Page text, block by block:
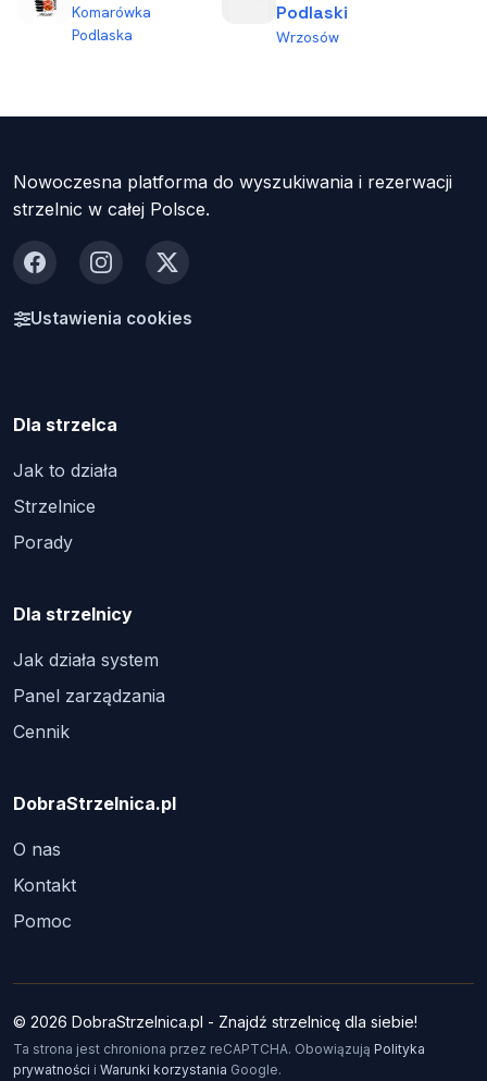
Komarówka
Podlaska
Podlaski
Wrzosów
Nowoczesna platforma do wyszukiwania i rezerwacji
strzelnic w całej Polsce.
FacebookInstagram
X
Ustawienia cookies
Dla strzelca
Jak to działa
Strzelnice
Porady
Dla strzelnicy
Jak działa system
Panel zarządzania
Cennik
DobraStrzelnica.pl
O nas
Kontakt
Pomoc
© 2026 DobraStrzelnica.pl - Znajdź strzelnicę dla siebie!
Ta strona jest chroniona przez reCAPTCHA. Obowiązują Polityka
prywatności i Warunki korzystania Google.